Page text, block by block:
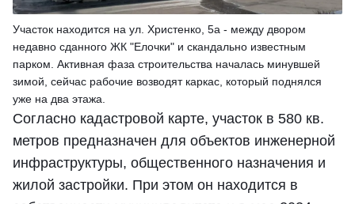
Участок находится на ул. Христенко, 5а - между двором
недавно сданного ЖК "Елочки" и скандально известным
парком. Активная фаза строительства началась минувшей
зимой, сейчас рабочие возводят каркас, который поднялся
уже на два этажа.
Согласно кадастровой карте, участок в 580 кв.
метров предназначен для объектов инженерной
инфраструктуры, общественного назначения и
жилой застройки. При этом он находится в